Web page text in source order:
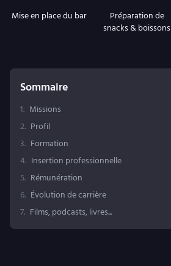
Mise en place du bar
Préparation de
snacks & boissons
Sommaire
1. Missions
2. Profil
3. Formation
4. Insertion professionnelle
5. Rémunération
6. Évolution de carrière
7. Films, podcasts, livres...